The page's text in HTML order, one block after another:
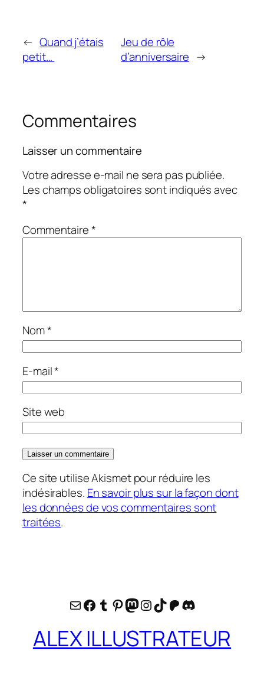
← Quand j’étais
petit…
Jeu de rôle
d’anniversaire →
Commentaires
Laisser un commentaire
Votre adresse e-mail ne sera pas publiée.
Les champs obligatoires sont indiqués avec
*
Commentaire*
Nom*
E-mail*
Site web
Ce site utilise Akismet pour réduire les
indésirables. En savoir plus sur la façon dont
les données de vos commentaires sont
traitées.
E-mailFacebook
Tumblr
Pinterest
Mastodon
Instagram
TikTok
Patreon
Discord
ALEX ILLUSTRATEUR